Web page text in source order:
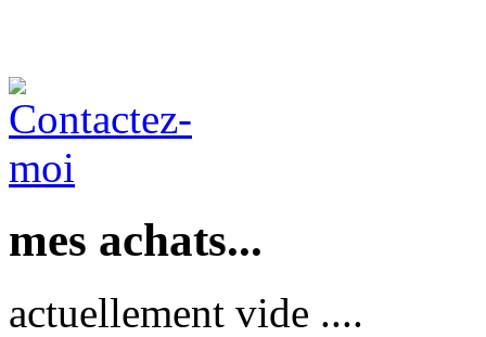
mes achats...
actuellement vide ....